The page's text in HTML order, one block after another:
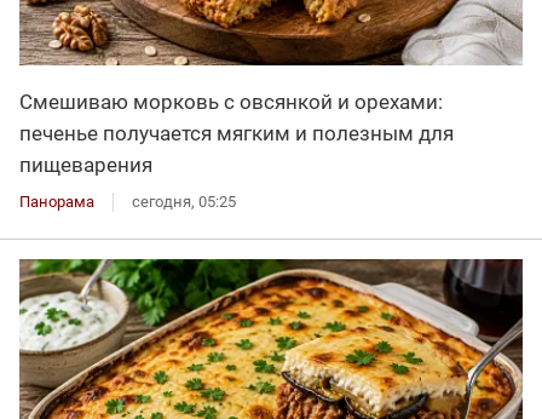
Смешиваю морковь с овсянкой и орехами:
печенье получается мягким и полезным для
пищеварения
Панорама сегодня, 05:25